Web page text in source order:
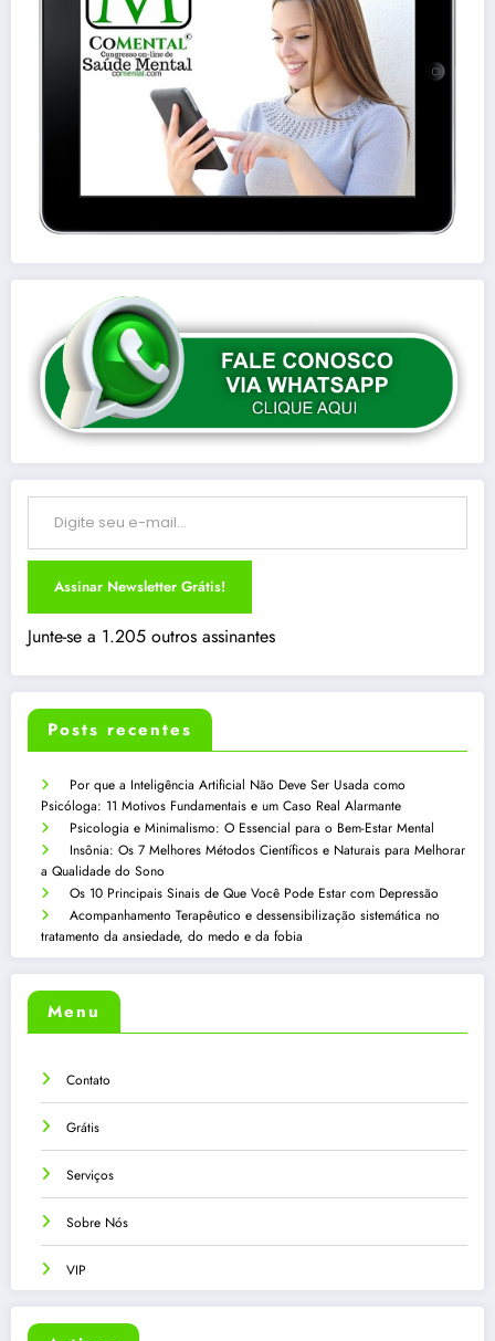
Digite seu e-mail…
Assinar Newsletter Grátis!
Junte-se a 1.205 outros assinantes
Posts recentes
Por que a Inteligência Artificial Não Deve Ser Usada como
Psicóloga: 11 Motivos Fundamentais e um Caso Real Alarmante
Psicologia e Minimalismo: O Essencial para o Bem-Estar Mental
Insônia: Os 7 Melhores Métodos Científicos e Naturais para Melhorar
a Qualidade do Sono
Os 10 Principais Sinais de Que Você Pode Estar com Depressão
Acompanhamento Terapêutico e dessensibilização sistemática no
tratamento da ansiedade, do medo e da fobia
Menu
Contato
Grátis
Serviços
Sobre Nós
VIP